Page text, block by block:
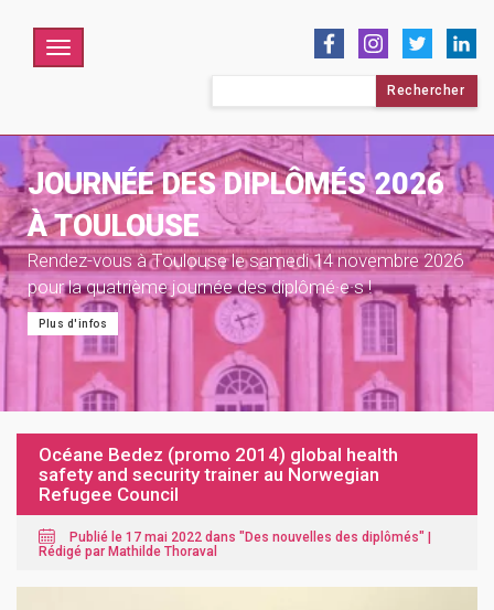
Menu
JOURNÉE DES DIPLÔMÉS 2026
À TOULOUSE
Rendez-vous à Toulouse le samedi 14 novembre 2026
pour la quatrième journée des diplômé·e·s !
Plus d'infos
Océane Bedez (promo 2014) global health
safety and security trainer au Norwegian
Refugee Council
Publié le 17 mai 2022 dans "Des nouvelles des diplômés" |
Rédigé par Mathilde Thoraval